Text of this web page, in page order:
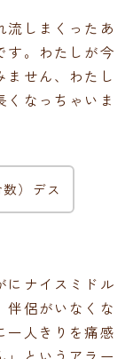
流しまくったあ
す。わたしが今
ません、わたし
くなっちゃいま
）デス
にナイスミドル
伴侶がいなくな
一人きりを痛感